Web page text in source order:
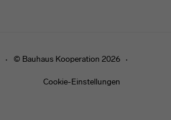
© Bauhaus Kooperation 2026
Cookie-Einstellungen